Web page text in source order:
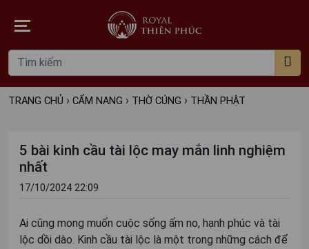
TRANG CHỦ › CẨM NANG › THỜ CÚNG › THẦN PHẬT
5 bài kinh cầu tài lộc may mắn linh nghiệm
nhất
17/10/2024 22:09
Ai cũng mong muốn cuộc sống ấm no, hạnh phúc và tài
lộc dồi dào. Kinh cầu tài lộc là một trong những cách để